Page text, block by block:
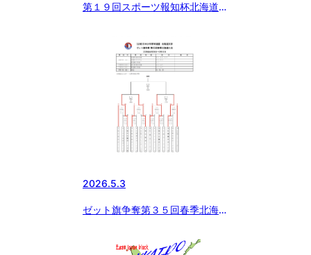
第１９回スポーツ報知杯北海道大
2026.5.3
ゼット旗争奪第３５回春季北海道